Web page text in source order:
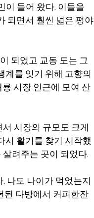
이 들어 왔다. 이들을
되면서 훨씬 넓은 평야
되었고 교동 도는 그
계를 잇기 위해 고향의
시장 인근에 모여 산
시장의 규모도 크게
시 활기를 찾기 시작했
려주는 곳이 되었다.
나도 나이가 먹었는지
된 다방에서 커피한잔